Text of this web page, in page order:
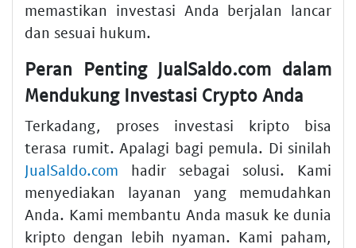
memastikan investasi Anda berjalan lancar
dan sesuai hukum.
Peran Penting JualSaldo.com dalam
Mendukung Investasi Crypto Anda
Terkadang, proses investasi kripto bisa
terasa rumit. Apalagi bagi pemula. Di sinilah
JualSaldo.com hadir sebagai solusi. Kami
menyediakan layanan yang memudahkan
Anda. Kami membantu Anda masuk ke dunia
kripto dengan lebih nyaman. Kami paham,